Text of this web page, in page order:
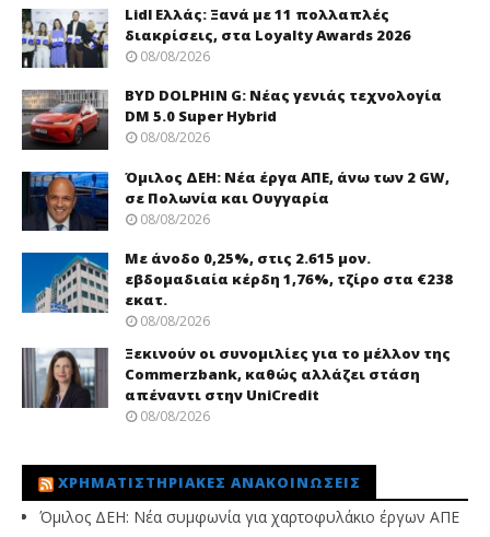
Lidl Ελλάς: Ξανά με 11 πολλαπλές
διακρίσεις, στα Loyalty Awards 2026
08/08/2026
BYD DOLPHIN G: Νέας γενιάς τεχνολογία
DM 5.0 Super Hybrid
08/08/2026
Όμιλος ΔΕΗ: Νέα έργα ΑΠΕ, άνω των 2 GW,
σε Πολωνία και Ουγγαρία
08/08/2026
Με άνοδο 0,25%, στις 2.615 μον.
εβδομαδιαία κέρδη 1,76%, τζίρο στα €238
εκατ.
08/08/2026
Ξεκινούν οι συνομιλίες για το μέλλον της
Commerzbank, καθώς αλλάζει στάση
απέναντι στην UniCredit
08/08/2026
ΧΡΗΜΑΤΙΣΤΗΡΙΑΚΈΣ ΑΝΑΚΟΙΝΏΣΕΙΣ
Όμιλος ΔΕΗ: Νέα συμφωνία για χαρτοφυλάκιο έργων ΑΠΕ